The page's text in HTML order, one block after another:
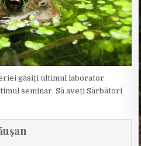
găsiți ultimul laborator
seminar. Să aveți Sărbători